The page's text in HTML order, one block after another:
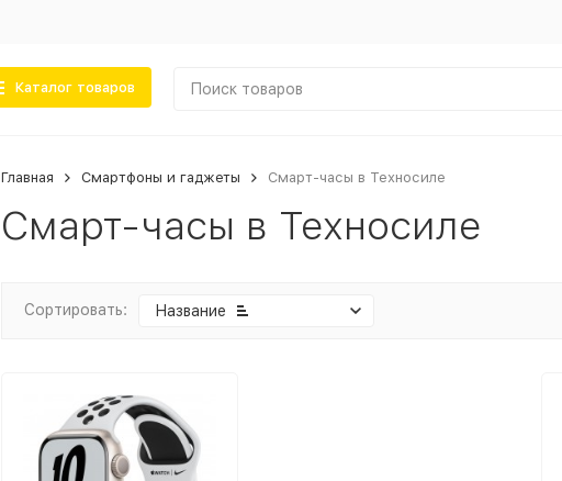
Каталог товаров
Главная Смартфоны и гаджеты Смарт-часы в Техносиле
Смарт-часы в Техносиле
Сортировать: Название